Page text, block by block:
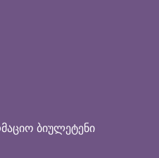
ᲑᲘᲣᲚᲔᲢᲔᲜᲘ